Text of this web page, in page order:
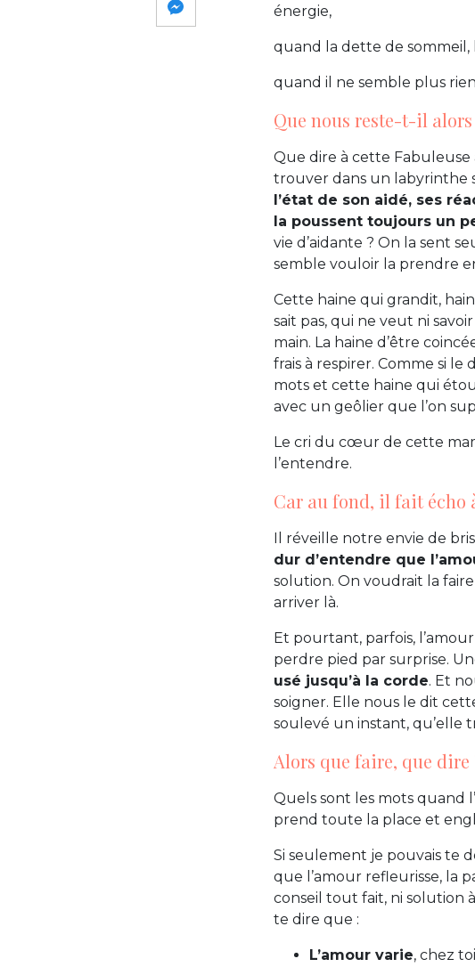
énergie,
quand la dette de sommeil,
quand il ne semble plus
Que nous reste-t-il alors
Que dire à cette
trouver dans un labyrinthe
l’état de son aidé, ses
la poussent toujours un
vie d’aidante ? On la sent
semble vouloir la prendre
Cette haine qui grandit,
sait pas, qui ne veut ni
main. La haine d’être
frais à respirer. Comme si
mots et cette haine qui
avec un geôlier que l’on
Le cri du cœur de cette
l’entendre.
Car au fond, il fait écho
Il réveille notre envie de
dur d’entendre que
solution. On voudrait la
arriver là.
Et pourtant, parfois,
perdre pied par surprise.
usé jusqu’à la corde. Et
soigner. Elle nous le dit
soulevé un instant, qu’elle
Alors que faire, que dire
Quels sont les mots quand
prend toute la place et
Si seulement je pouvais te
que l’amour refleurisse, la
conseil tout fait, ni solution
te dire que :
L’amour varie, chez